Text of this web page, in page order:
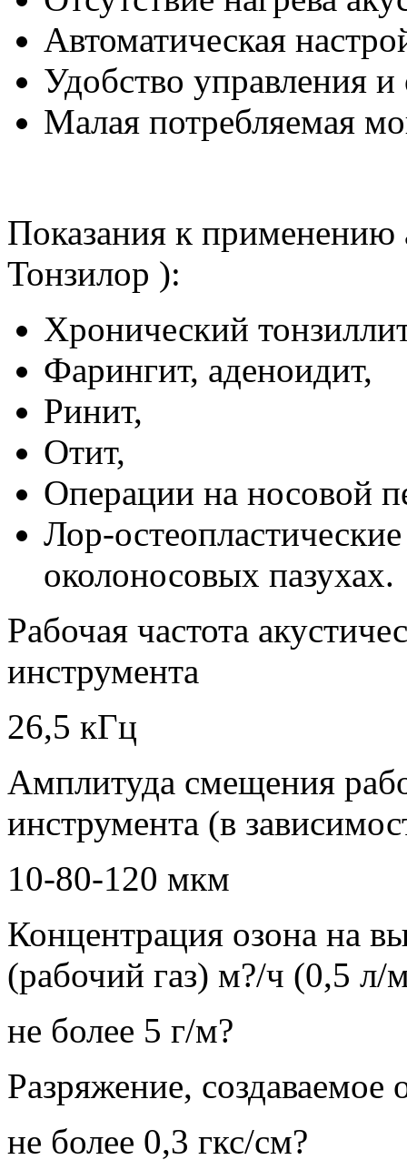
Автоматическая
Удобство управления
Малая потребляемая
Показания к
Тонзилор ):
Хронический
Фарингит, аденоидит,
Ринит,
Отит,
Операции на носовой
Лор-
околоносовых пазухах.
Рабочая частота
инструмента
26,5 кГц
Амплитуда смещения
инструмента (в
10-80-120 мкм
Концентрация озона на
(рабочий газ) м?/ч (0,5 л/
не более 5 г/м?
Разряжение, создаваемое
не более 0,3 гкс/см?